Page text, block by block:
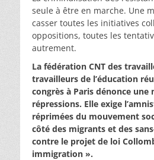
seule à être en marche. Une
casser toutes les initiatives
oppositions, toutes les
autrement.
La fédération CNT des
travailleurs de l’éducation
congrès à Paris dénonce une
répressions. Elle exige
réprimées du mouvement
côté des migrants et des
contre le projet de loi
immigration ».